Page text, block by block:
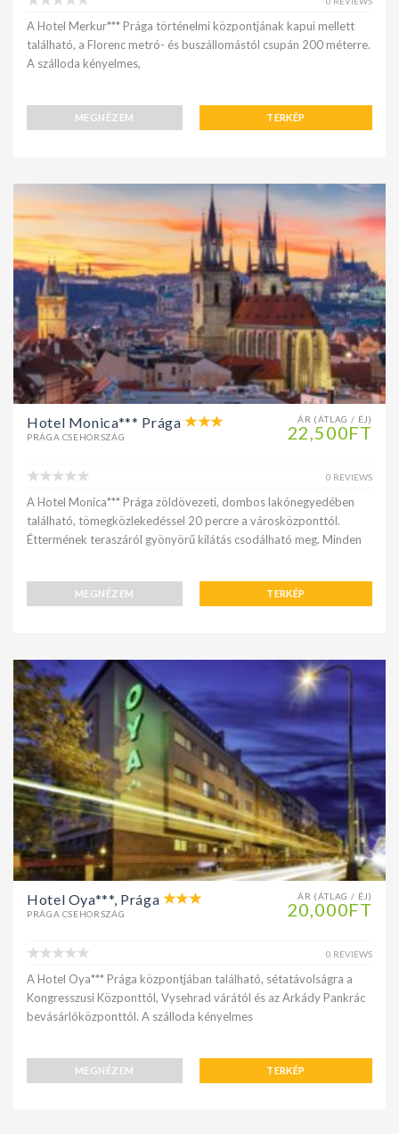
A Hotel Merkur*** Prága történelmi központjának kapui mellett
található, a Florenc metró- és buszállomástól csupán 200 méterre.
A szálloda kényelmes,
MEGNÉZEM TERKÉP
ÁR (ÁTLAG / ÉJ)
22,500FT
Hotel Monica*** Prága
PRÁGA CSEHORSZÁG
0 REVIEWS
A Hotel Monica*** Prága zöldövezeti, dombos lakónegyedében
található, tömegközlekedéssel 20 percre a városközponttól.
Éttermének teraszáról gyönyörű kilátás csodálható meg. Minden
MEGNÉZEM TERKÉP
ÁR (ÁTLAG / ÉJ)
20,000FT
Hotel Oya***, Prága
PRÁGA CSEHORSZÁG
0 REVIEWS
A Hotel Oya*** Prága központjában található, sétatávolságra a
Kongresszusi Központtól, Vysehrad várától és az Arkády Pankrác
bevásárlóközponttól. A szálloda kényelmes
MEGNÉZEM TERKÉP